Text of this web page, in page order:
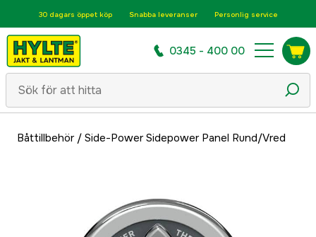
30 dagars öppet köp Snabba leveranser Personlig service
0345 - 400 00
Båttillbehör/ Side-Power Sidepower Panel Rund/Vred